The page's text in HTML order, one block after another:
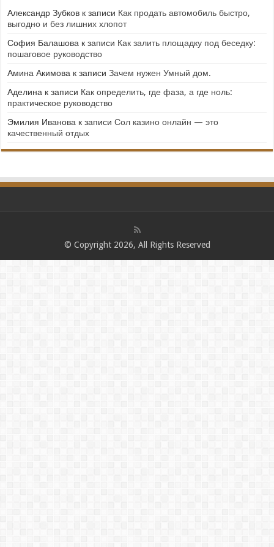
Александр Зубков к записи Как продать автомобиль быстро,
выгодно и без лишних хлопот
София Балашова к записи Как залить площадку под беседку:
пошаговое руководство
Амина Акимова к записиЗачем нужен Умный дом.
Аделина к записи Как определить, где фаза, а где ноль:
практическое руководство
Эмилия Иванова к записиСол казино онлайн — это
качественный отдых
© Copyright 2026, All Rights Reserved